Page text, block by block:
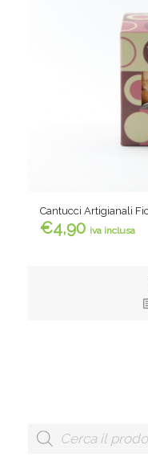
Cantucci Artigianali
€4,90 iva inclusa